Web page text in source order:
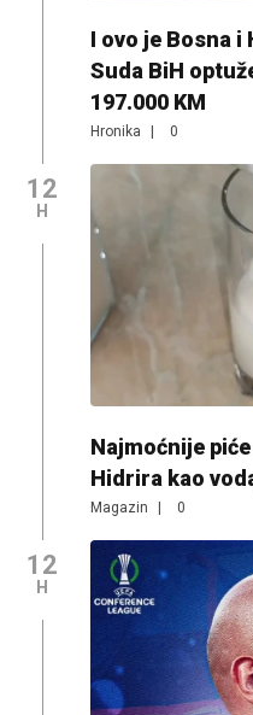
I ovo je Bosna
Suda BiH
197.000 KM
Hronika | 0
12
H
Najmoćnije
Hidrira kao
Magazin 0
12
H